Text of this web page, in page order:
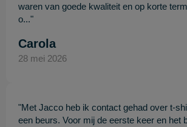
waren van goede kwaliteit en op korte
o..."
Carola
28 mei 2026
"Met Jacco heb ik contact gehad over t-
een beurs. Voor mij de eerste keer en het